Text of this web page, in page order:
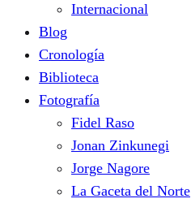
Internacional
Blog
Cronología
Biblioteca
Fotografía
Fidel Raso
Jonan Zinkunegi
Jorge Nagore
La Gaceta del Norte